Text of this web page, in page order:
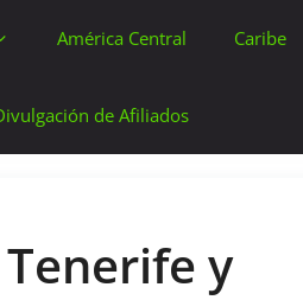
América Central Caribe
de Afiliados
y